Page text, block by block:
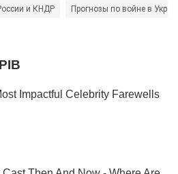
и КНДР Прогнозы по войне в